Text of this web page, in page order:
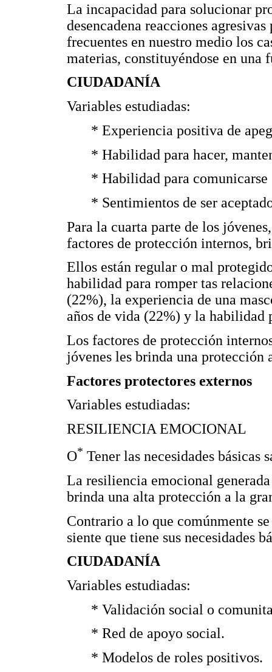
La incapacidad para solucionar
desencadena reacciones
frecuentes en nuestro medio los
materias, constituyéndose en una
CIUDADANÍA
Variables estudiadas:
* Experiencia positiva de
* Habilidad para hacer,
* Habilidad para comunicarse
* Sentimientos de ser
Para la cuarta parte de los
factores de protección internos,
Ellos están regular o mal
habilidad para romper tas
(22%), la experiencia de una
años de vida (22%) y la habilidad
Los factores de protección
jóvenes les brinda una protección
Factores protectores externos
Variables estudiadas:
RESILIENCIA EMOCIONAL
O* Tener las necesidades básicas
La resiliencia emocional
brinda una alta protección a la
Contrario a lo que comúnmente
siente que tiene sus necesidades
CIUDADANÍA
Variables estudiadas:
* Validación social o
* Red de apoyo social.
* Modelos de roles positivos.